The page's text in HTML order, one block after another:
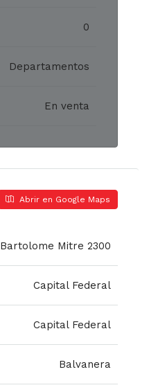
0
Departamentos
En venta
Abrir en Google Maps
Bartolome Mitre 2300
Capital Federal
Capital Federal
Balvanera